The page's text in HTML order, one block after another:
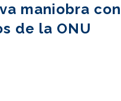
maniobra
de la ONU